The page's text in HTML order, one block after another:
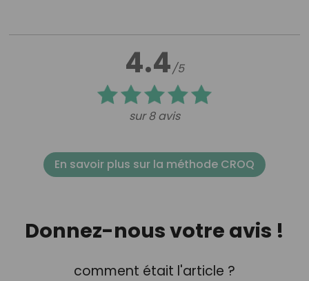
4.4/5
sur 8 avis
En savoir plus sur la méthode CROQ
Donnez-nous votre avis !
comment était l'article ?